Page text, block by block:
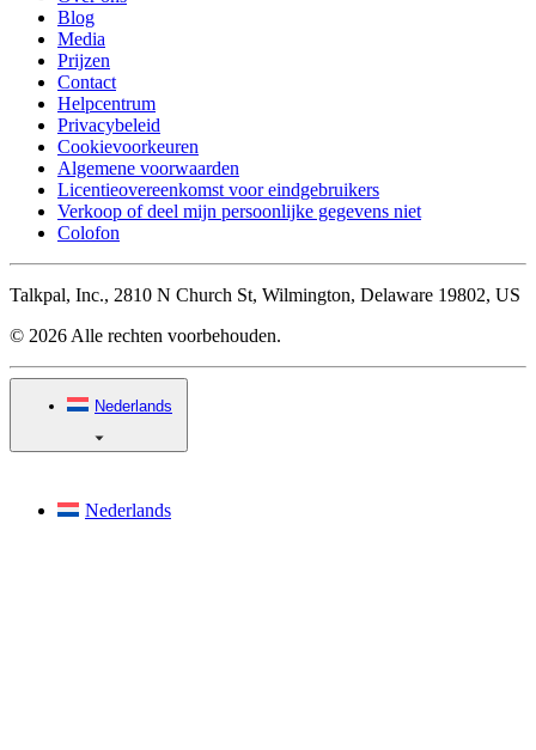
Blog
Media
Prijzen
Contact
Helpcentrum
Privacybeleid
Cookievoorkeuren
Algemene voorwaarden
Licentieovereenkomst voor eindgebruikers
Verkoop of deel mijn persoonlijke gegevens niet
Colofon
Talkpal, Inc., 2810 N Church St, Wilmington, Delaware 19802, US
© 2026 Alle rechten voorbehouden.
Nederlands
Nederlands